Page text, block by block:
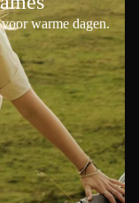
warme dagen.